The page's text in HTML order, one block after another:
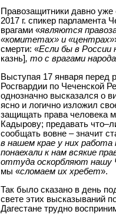
Правозащитники давно
2017 г. спикер парламента
врагами «являются
«комитетах» и «центрах»
смерти: «Если бы в России
казнь], то с врагами
Выступая 17 января перед
Росгвардии по Чеченской
однозначно высказался о
ясно и логично изложил
защищать права человека
Кадырову; предавать
сообщать вовне – значит
в нашем крае у них работа
понаехали к нам всякие
оттуда оскорбляют нашу
мы «сломаем их хребет».
Так было сказано в день
свете этих высказываний
Дагестане трудно